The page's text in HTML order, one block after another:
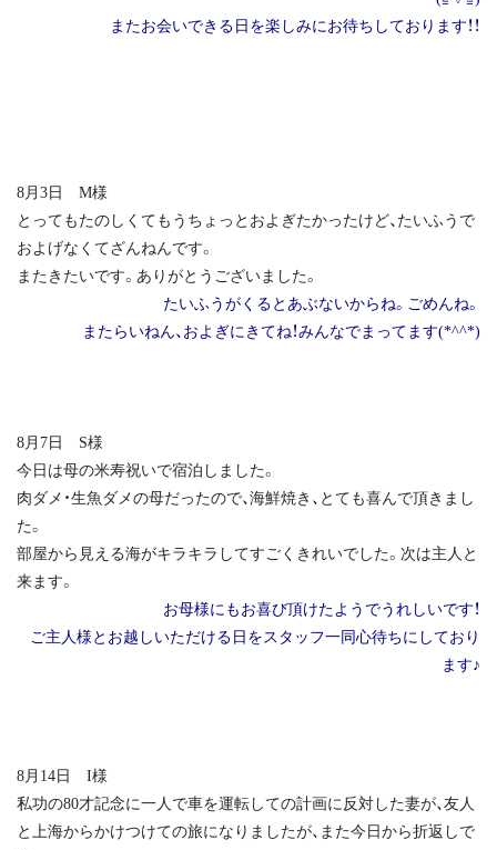
またお会いできる日を楽しみにお待ちしております！！
8月3日 M様
とってもたのしくてもうちょっとおよぎたかったけど、たいふうで
およげなくてざんねんです。
またきたいです。ありがとうございました。
たいふうがくるとあぶないからね。ごめんね。
またらいねん、およぎにきてね！みんなでまってます(*^^*)
8月7日 S様
今日は母の米寿祝いで宿泊しました。
肉ダメ・生魚ダメの母だったので、海鮮焼き、とても喜んで頂きまし
た。
部屋から見える海がキラキラしてすごくきれいでした。次は主人と
来ます。
お母様にもお喜び頂けたようでうれしいです！
ご主人様とお越しいただける日をスタッフ一同心待ちにしており
ます♪
8月14日 I様
私功の80才記念に一人で車を運転しての計画に反対した妻が、友人
と上海からかけつけての旅になりましたが、また今日から折返しで